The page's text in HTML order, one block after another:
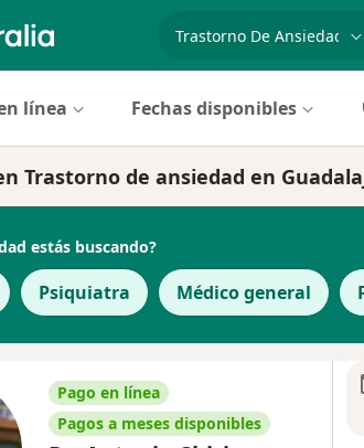
línea Fechas disponibles
Trastorno de ansiedad en
estás buscando?
Psiquiatra Médico general
Pago en línea
Pagos a meses disponibles